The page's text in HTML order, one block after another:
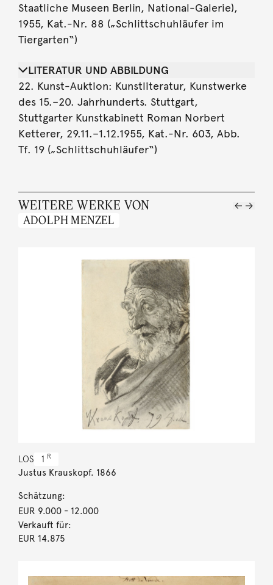
Staatliche Museen Berlin, National-Galerie),
1955, Kat.-Nr. 88 („Schlittschuhläufer im
Tiergarten“)
LITERATUR UND ABBILDUNG
22. Kunst-Auktion: Kunstliteratur, Kunstwerke
des 15.–20. Jahrhunderts. Stuttgart,
Stuttgarter Kunstkabinett Roman Norbert
Ketterer, 29.11.–1.12.1955, Kat.-Nr. 603, Abb.
Tf. 19 („Schlittschuhläufer“)
WEITERE WERKE VON
ADOLPH MENZEL
LOS 1 R
Justus Krauskopf. 1866
Schätzung:
EUR 9.000- 12.000
Verkauft für:
EUR 14.875